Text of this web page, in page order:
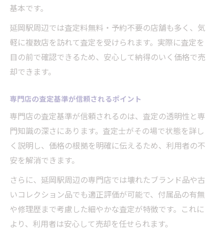
基本です。
延岡駅周辺では査定料無料・予約不要の店舗も多く、気
軽に複数店を訪れて査定を受けられます。実際に査定を
目の前で確認できるため、安心して納得のいく価格で売
却できます。
専門店の査定基準が信頼されるポイント
専門店の査定基準が信頼されるのは、査定の透明性と専
門知識の深さにあります。査定士がその場で状態を詳し
く説明し、価格の根拠を明確に伝えるため、利用者の不
安を解消できます。
さらに、延岡駅周辺の専門店では壊れたブランド品や古
いコレクション品でも適正評価が可能で、付属品の有無
や修理歴まで考慮した細やかな査定が特徴です。これに
より、利用者は安心して売却を任せられます。